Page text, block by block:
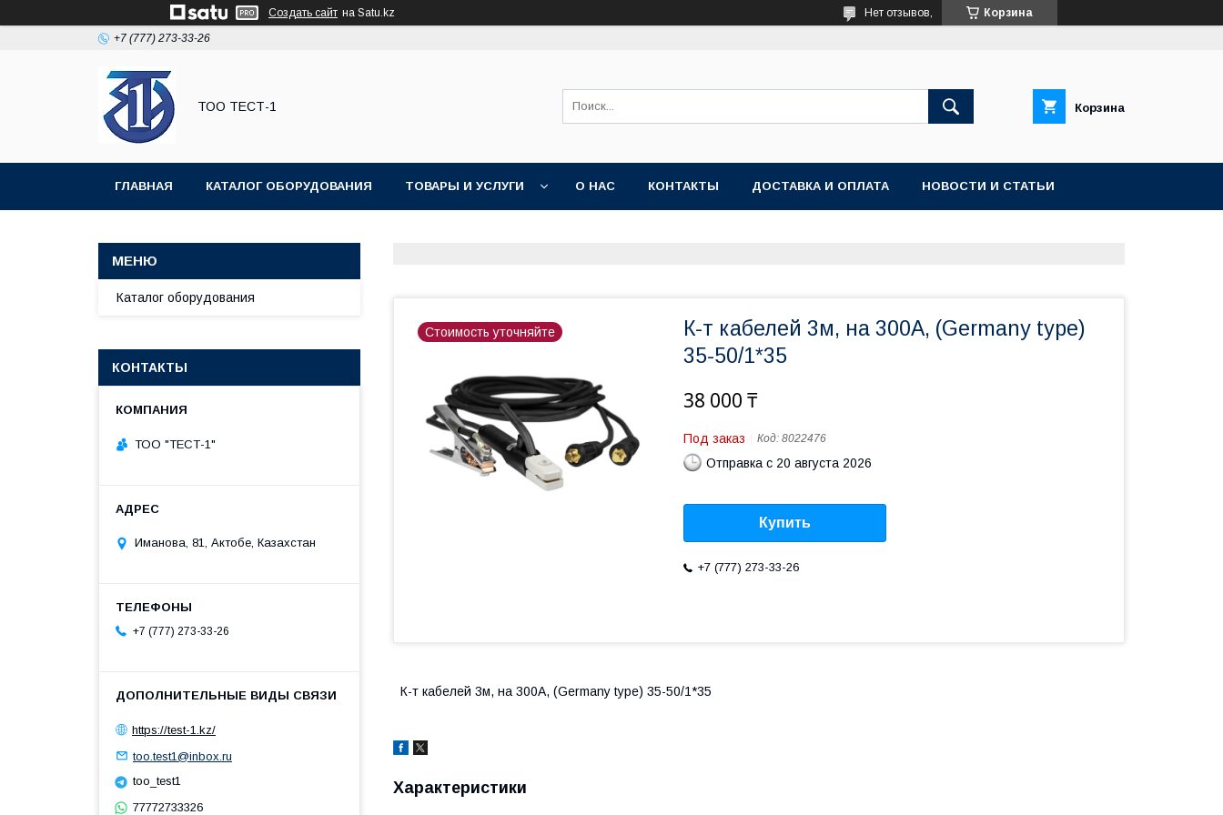
Создать сайт на Satu.kz Корзина
Нет отзывов,
+7 (777) 273-33-26
ТОО ТЕСТ-1 Корзина
ГЛАВНАЯ КАТАЛОГ ОБОРУДОВАНИЯ ТОВАРЫ И УСЛУГИ О НАС КОНТАКТЫ ДОСТАВКА И ОПЛАТА НОВОСТИ И СТАТЬИ
Стоимость уточняйте
К-т кабелей 3м, на 300А, (Germany type)
35-50/1*35
38 000 ₸
Под заказ Код: 8022476
Отправка с 20 августа 2026
Купить
+7 (777) 273-33-26
К-т кабелей 3м, на 300А, (Germany type) 35-50/1*35
Характеристики
Каталог оборудования
КОНТАКТЫ
ТОО "ТЕСТ-1"
Иманова, 81, Актобе, Казахстан
+7 (777) 273-33-26
https://test-1.kz/
too.test1@inbox.ru
too_test1
77772733326